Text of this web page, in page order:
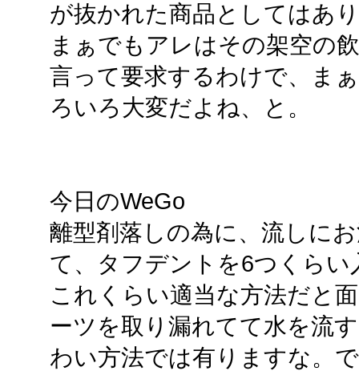
が抜かれた商品としてはあ
まぁでもアレはその架空の
言って要求するわけで、ま
ろいろ大変だよね、と。
今日のWeGo
離型剤落しの為に、流しに
て、タフデントを6つくらい
これくらい適当な方法だと
ーツを取り漏れてて水を流
わい方法では有りますな。